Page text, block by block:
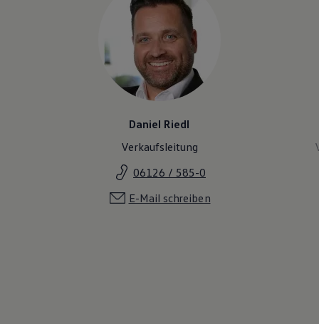
Daniel Riedl
Verkaufsleitung
06126 / 585-0
E-Mail schreiben